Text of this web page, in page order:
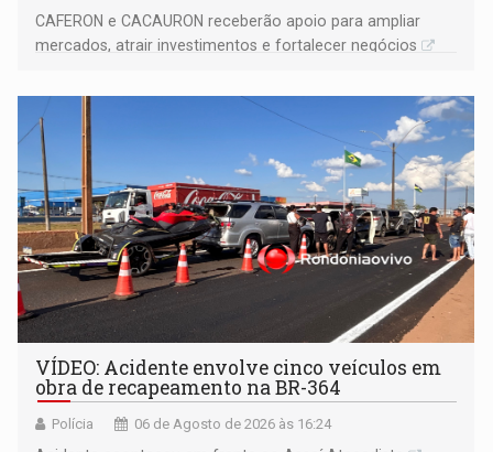
CAFERON e CACAURON receberão apoio para ampliar
mercados, atrair investimentos e fortalecer negócios
VÍDEO: Acidente envolve cinco veículos em
obra de recapeamento na BR-364
Polícia 06 de Agosto de 2026 às 16:24